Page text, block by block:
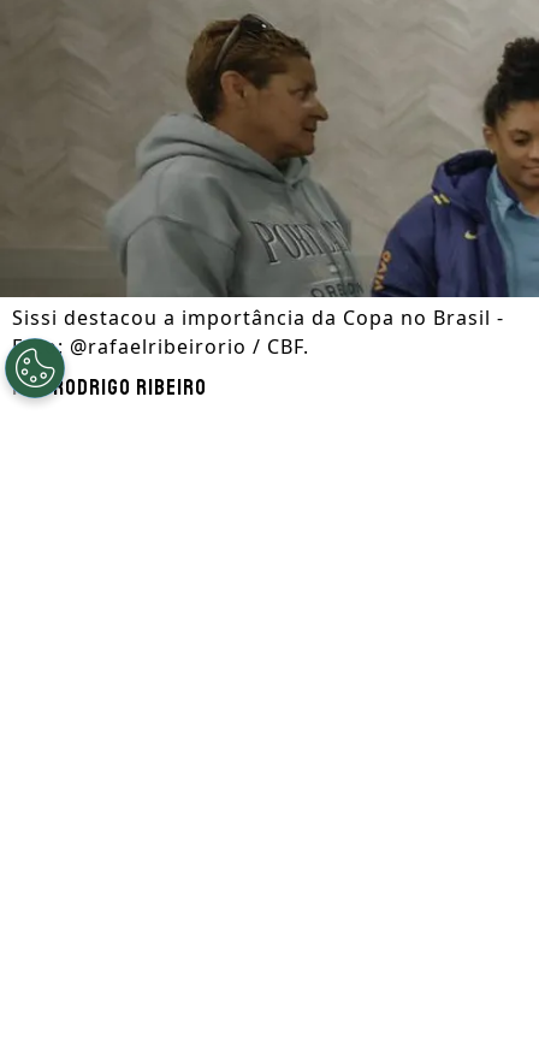
Sissi destacou a importância da Copa no Brasil -
Foto: @rafaelribeirorio / CBF.
PorRodrigo Ribeiro